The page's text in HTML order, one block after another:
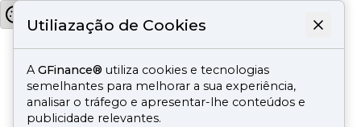
Utiliazação de Cookies
AGFinance® utiliza cookies e tecnologias
semelhantes para melhorar a sua experiência,
analisar o tráfego e apresentar-lhe conteúdos e
publicidade relevantes.